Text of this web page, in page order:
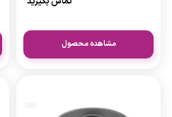
مشاهده محصول